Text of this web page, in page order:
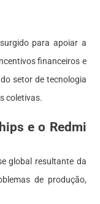
para apoiar a
financeiros e
setor de tecnologia
coletivas.
e o Redmi
global resultante da
de produção,